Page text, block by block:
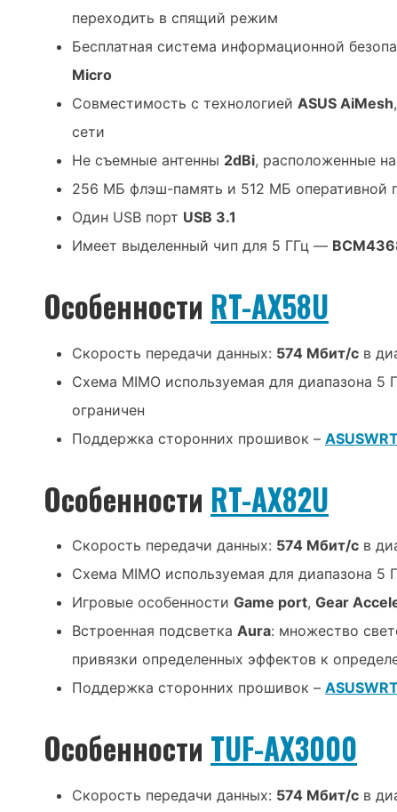
переходить в спящий режим
Бесплатная система информационной
Micro
Совместимость с технологиейASUS AiMesh
сети
Не съемные антенны 2dBi, расположенные
256 МБ флэш-память и 512 МБ оперативной
Один USB порт USB 3.1
Имеет выделенный чип для 5 ГГц —
Особенности RT-AX58U
Скорость передачи данных: 574 Мбит/с в
Схема MIMO используемая для диапазона 5
ограничен
Поддержка сторонних прошивок –
Особенности RT-AX82U
Скорость передачи данных: 574 Мбит/с в
Схема MIMO используемая для диапазона 5
Игровые особенностиGame port,Gear
Встроенная подсветкаAura: множество
привязки определенных эффектов к
Поддержка сторонних прошивок –
Особенности TUF-AX3000
Скорость передачи данных: 574 Мбит/с в